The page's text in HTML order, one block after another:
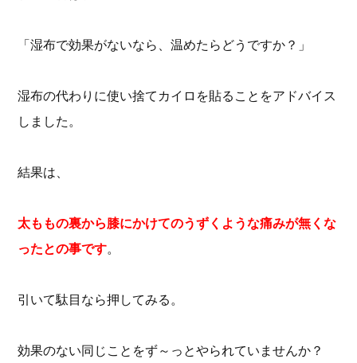
「湿布で効果がないなら、温めたらどうですか？」
湿布の代わりに使い捨てカイロを貼ることをアドバイス
しました。
結果は、
太ももの裏から膝にかけてのうずくような痛みが無くな
ったとの事です。
引いて駄目なら押してみる。
効果のない同じことをず～っとやられていませんか？